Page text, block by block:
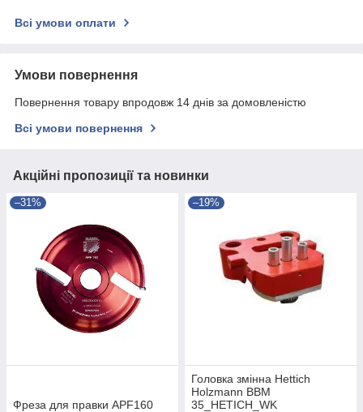
Всі умови оплати
Умови повернення
Повернення товару впродовж 14 днів за домовленістю
Всі умови повернення
Акційні пропозиції та новинки
–31%
Фреза для правки APF160
–19%
Головка змінна Hettich
Holzmann BBM
35_HETICH_WK